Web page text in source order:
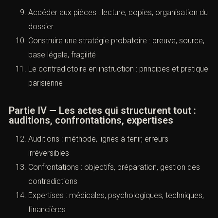
Accéder aux pièces : lecture, copies, organisation du
dossier
Construire une stratégie probatoire : preuve, source,
base légale, fragilité
Le contradictoire en instruction : principes et pratique
parisienne
Partie IV — Les actes qui structurent tout :
auditions, confrontations, expertises
Auditions : méthode, lignes à tenir, erreurs
irréversibles
Confrontations : objectifs, préparation, gestion des
contradictions
Expertises : médicales, psychologiques, techniques,
financières